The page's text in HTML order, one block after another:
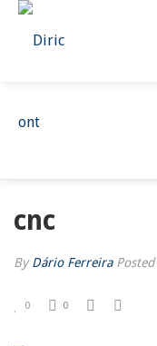
CNC
cnc
ByDário Ferreira Posted
0 0